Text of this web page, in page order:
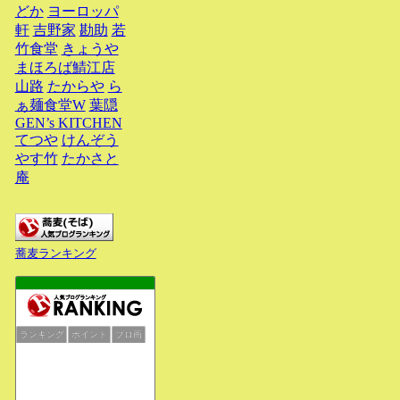
どか ヨーロッパ
軒 吉野家 勘助 若
竹食堂 きょうや
まほろば鯖江店
山路 たからや ら
ぁ麺食堂W 葉隠
GEN’s KITCHEN
てつや けんぞう
やす竹 たかさと
庵
蕎麦ランキング
ランキング ポイント ブロ画